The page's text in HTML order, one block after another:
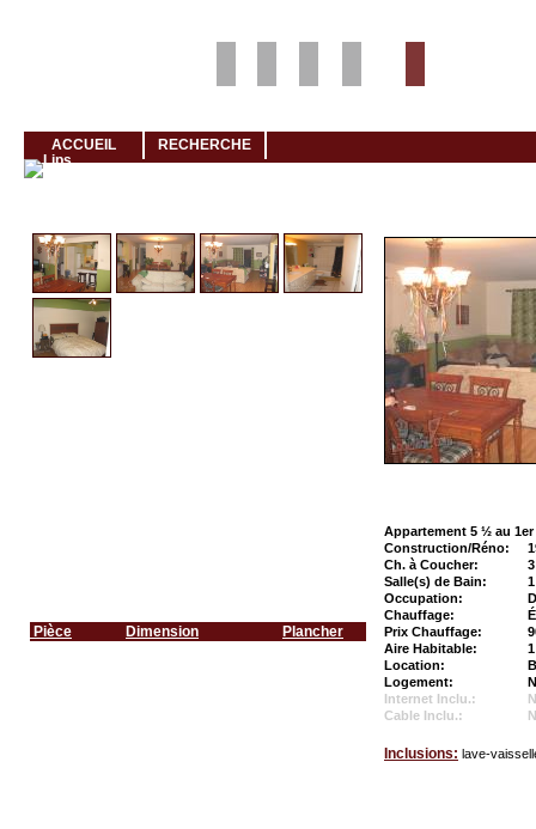
ACCUEIL RECHERCHE
Pièce Dimension Plancher
Appartement 5 ½ au 1er
Construction/Réno:
Ch. à Coucher:
3
Salle(s) de Bain:
1
Occupation:
Chauffage:
Prix Chauffage:
Aire Habitable:
Location:
Logement:
Internet Inclu.:
Cable Inclu.:
Inclusions: lave-